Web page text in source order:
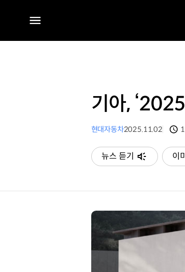
전체
기아,
현대자동차2025.11.02
뉴스 듣기 이